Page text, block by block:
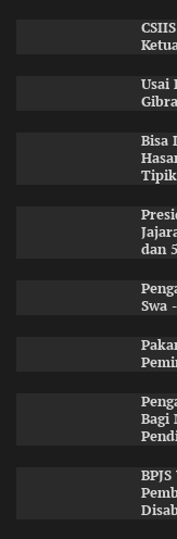
Usai
Bisa
dan
Swa
Bagi